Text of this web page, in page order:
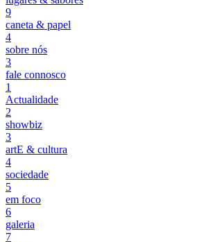
9
caneta & papel
4
sobre nós
3
fale connosco
1
Actualidade
2
showbiz
3
artE & cultura
4
sociedade
5
em foco
6
galeria
7